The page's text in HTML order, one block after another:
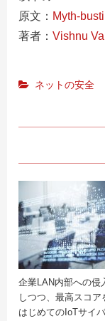
原文： Myth-
著者： Vishnu
ネットの安全
企業LAN内部への侵
しつつ、最高スコア
はじめてのIoTサイ